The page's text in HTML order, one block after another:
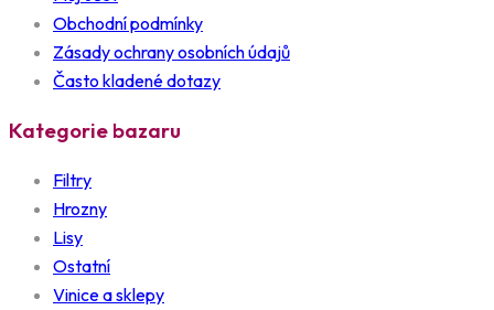
Obchodní podmínky
Zásady ochrany osobních údajů
Často kladené dotazy
Kategorie bazaru
Filtry
Hrozny
Lisy
Ostatní
Vinice a sklepy